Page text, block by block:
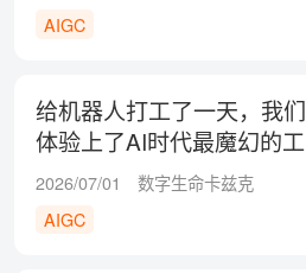
AIGC
给机器人打工了一天，我们
体验上了AI时代最魔幻的工
作
2026/07/01
数字生命卡兹克
AIGC